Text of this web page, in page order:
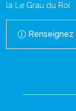
la Le Grau du Roi